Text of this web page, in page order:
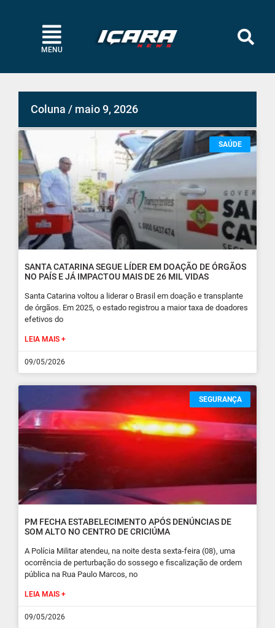
MENU
Coluna / maio 9, 2026
SAÚDE
SANTA CATARINA SEGUE LÍDER EM DOAÇÃO DE ÓRGÃOS
NO PAÍS E JÁ IMPACTOU MAIS DE 26 MIL VIDAS
Santa Catarina voltou a liderar o Brasil em doação e transplante
de órgãos. Em 2025, o estado registrou a maior taxa de doadores
efetivos do
LEIA MAIS +
09/05/2026
SEGURANÇA
PM FECHA ESTABELECIMENTO APÓS DENÚNCIAS DE
SOM ALTO NO CENTRO DE CRICIÚMA
A Polícia Militar atendeu, na noite desta sexta-feira (08), uma
ocorrência de perturbação do sossego e fiscalização de ordem
pública na Rua Paulo Marcos, no
LEIA MAIS +
09/05/2026